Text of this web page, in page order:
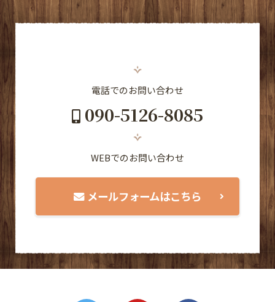
電話でのお問い合わせ
090-5126-8085
WEBでのお問い合わせ
メールフォームはこちら